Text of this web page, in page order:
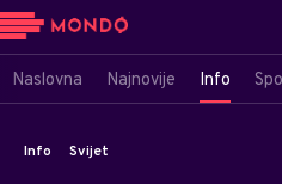
Naslovna Najnovije Info
Info Svijet